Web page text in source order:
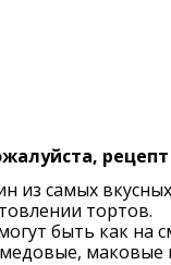
из самых
тортов.
быть как на